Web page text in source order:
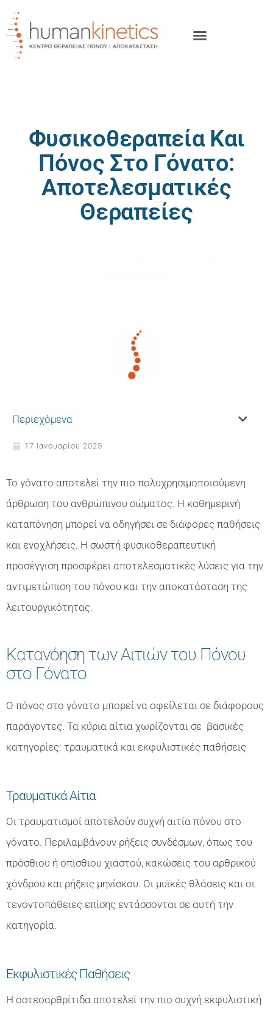
Φυσικοθεραπεία Και
Πόνος Στο Γόνατο:
Αποτελεσματικές
Θεραπείες
Περιεχόμενα
17 Ιανουαρίου 2025
Το γόνατο αποτελεί την πιο πολυχρησιμοποιούμενη
άρθρωση του ανθρώπινου σώματος. Η καθημερινή
καταπόνηση μπορεί να οδηγήσει σε διάφορες παθήσεις
και ενοχλήσεις. Η σωστή φυσικοθεραπευτική
προσέγγιση προσφέρει αποτελεσματικές λύσεις για την
αντιμετώπιση του πόνου και την αποκατάσταση της
λειτουργικότητας.
Κατανόηση των Αιτιών του Πόνου
στο Γόνατο
Ο πόνος στο γόνατο μπορεί να οφείλεται σε διάφορους
παράγοντες. Τα κύρια αίτια χωρίζονται σε βασικές
κατηγορίες: τραυματικά και εκφυλιστικές παθήσεις
Τραυματικά Αίτια
Οι τραυματισμοί αποτελούν συχνή αιτία πόνου στο
γόνατο. Περιλαμβάνουν ρήξεις συνδέσμων, όπως του
πρόσθιου ή οπίσθιου χιαστού, κακώσεις του αρθρικού
χόνδρου και ρήξεις μηνίσκου. Οι μυϊκές θλάσεις και οι
τενοντοπάθειες επίσης εντάσσονται σε αυτή την
κατηγορία.
Εκφυλιστικές Παθήσεις
Η οστεοαρθρίτιδα αποτελεί την πιο συχνή εκφυλιστική